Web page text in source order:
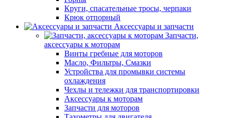
Круги, спасательные тросы, черпаки
Крюк отпорный
Аксессуары и запчасти
Запчасти,
аксессуары к моторам
Винты гребные для моторов
Масло, Фильтры, Смазки
Устройства для промывки системы
охлаждения
Чехлы и тележки для транспортировки
Аксессуары к моторам
Запчасти для моторов